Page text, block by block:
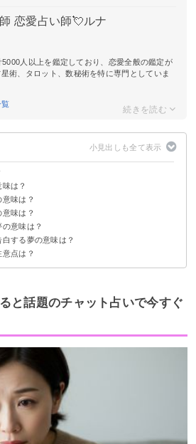
恋愛占い師💘ルナ
人以上を鑑定しており、恋愛全般の鑑定が
術、タロット、数秘術を特に専門としていま
覧
は？
暗示
る
意味は？
警告夢】
望夢】
夢【願望夢】
る夢【吉夢】
【吉夢】
望夢】
夢】
夢】
】
る夢【警告夢】
意味は？
夢】
夢】
の意味は？
夢【願望夢】
夢】
】
白する夢の意味は？
夢】
】
点は？
夢や凶夢は人に話す
と話題のチャット占いで今すぐ